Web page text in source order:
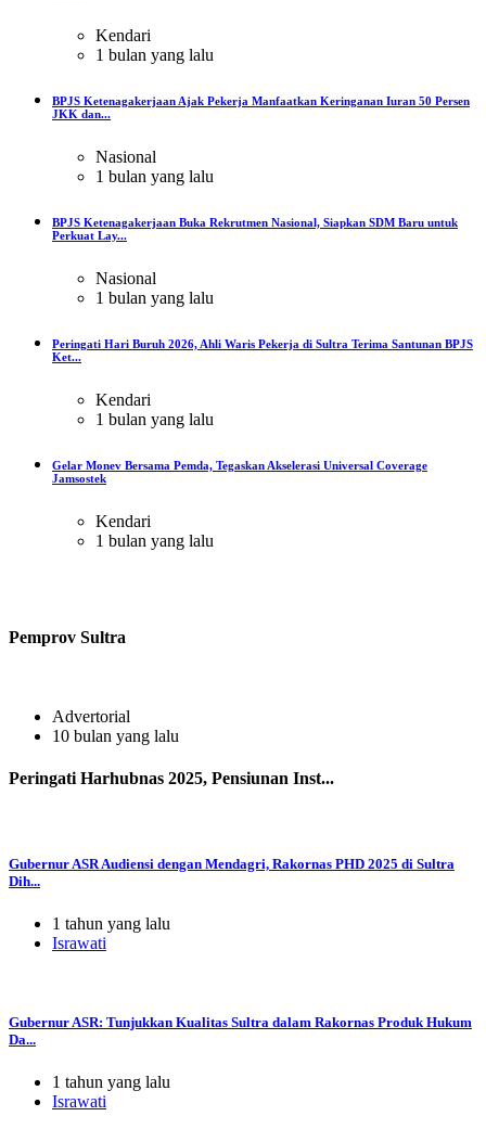
Kendari
1 bulan yang lalu
BPJS Ketenagakerjaan Ajak Pekerja Manfaatkan Keringanan Iuran 50 Persen
JKK dan...
Nasional
1 bulan yang lalu
BPJS Ketenagakerjaan Buka Rekrutmen Nasional, Siapkan SDM Baru untuk
Perkuat Lay...
Nasional
1 bulan yang lalu
Peringati Hari Buruh 2026, Ahli Waris Pekerja di Sultra Terima Santunan BPJS
Ket...
Kendari
1 bulan yang lalu
Gelar Monev Bersama Pemda, Tegaskan Akselerasi Universal Coverage
Jamsostek
Kendari
1 bulan yang lalu
Pemprov Sultra
Advertorial
10 bulan yang lalu
Peringati Harhubnas 2025, Pensiunan Inst...
Gubernur ASR Audiensi dengan Mendagri, Rakornas PHD 2025 di Sultra
Dih...
1 tahun yang lalu
Israwati
Gubernur ASR: Tunjukkan Kualitas Sultra dalam Rakornas Produk Hukum
Da...
1 tahun yang lalu
Israwati